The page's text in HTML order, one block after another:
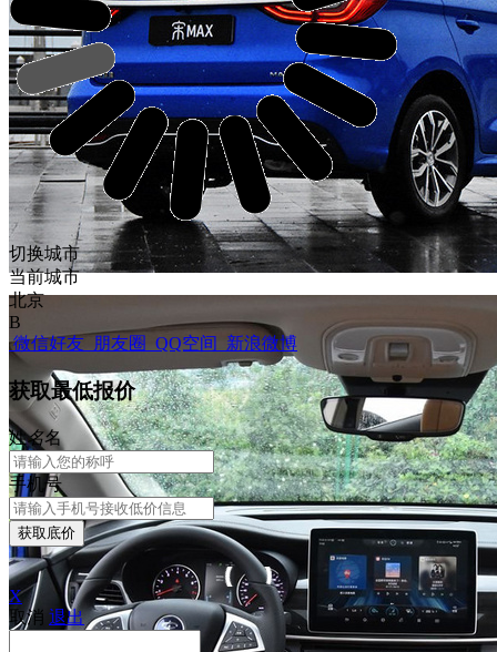
切换城市
当前城市
北京
B
微信好友 朋友圈 QQ空间 新浪微博
获取最低报价
姓名名
手机号
获取底价
X
取消 退出